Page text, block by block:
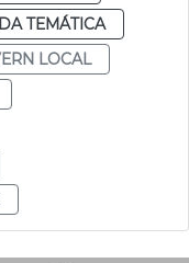
TEMÁTICA
LOCAL